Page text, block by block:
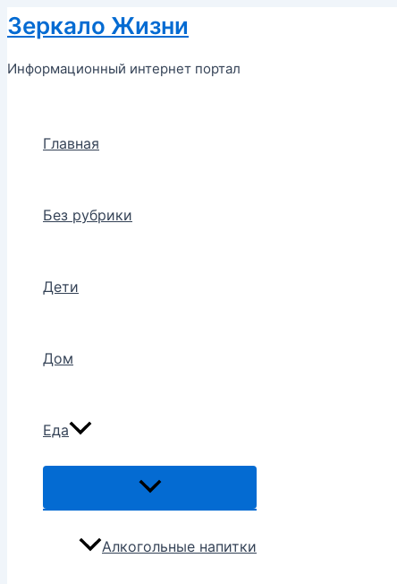
Перейти
к
содержимому
Зеркало Жизни
Информационный интернет портал
Главная
Без рубрики
Дети
Дом
Еда
Переключатель
Алкогольные напитки